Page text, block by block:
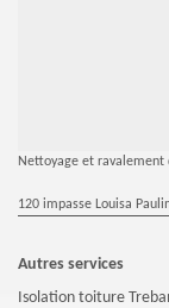
Nettoyage et ravalement
120 impasse Louisa
Autres services
Isolation toiture